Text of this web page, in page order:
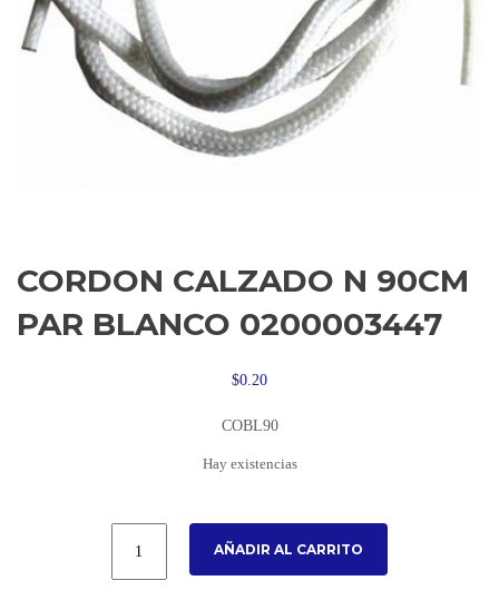
CORDON CALZADO N 90CM
PAR BLANCO 0200003447
$0.20
COBL90
Hay existencias
AÑADIR AL CARRITO